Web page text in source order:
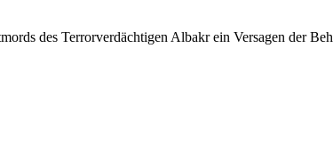
des Terrorverdächtigen Albakr ein Versagen der